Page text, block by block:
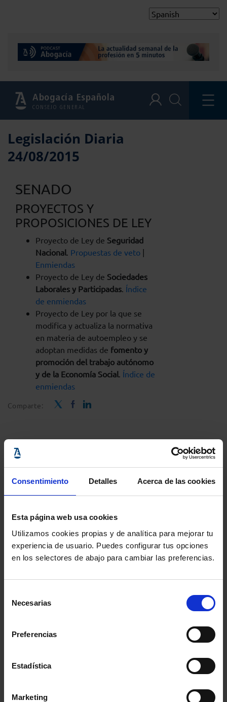
Consentimiento Detalles Acerca de las cookies
Esta página web usa cookies
Utilizamos cookies propias y de analítica para mejorar tu
experiencia de usuario. Puedes configurar tus opciones
en los selectores de abajo para cambiar las preferencias.
Necesarias
Preferencias
Estadística
Marketing
Abogacía Española
CONSEJO GENERAL
Legislación Diaria
24/08/2015
SENADO
PROYECTOS Y
PROPOSICIONES DE LEY
Proyecto de Ley de Seguridad
Nacional. Propuestas de veto |
Enmiendas
Proyecto de Ley de Sociedades
Laborales y Participadas. Índice
de enmiendas
Proyecto de Ley por la que se
modifica y actualiza la normativa
en materia de autoempleo y se
adoptan medidas de fomento y
promoción del trabajo autónomo
y de la Economía Social. Índice de
enmiendas
Comparte: